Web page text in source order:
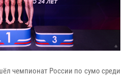
чемпионат России по сумо среди